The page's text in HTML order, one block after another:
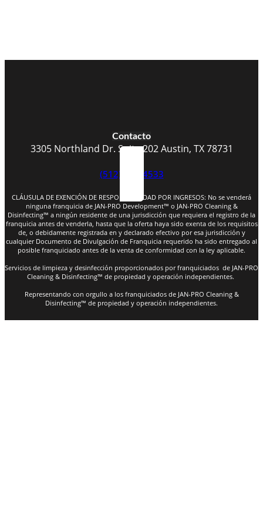
Contacto
3305 Northland Dr. Suite 202 Austin, TX 78731
(512) 523-4533
CLÁUSULA DE EXENCIÓN DE RESPONSABILIDAD POR INGRESOS: No se venderá
ninguna franquicia de JAN-PRO Development™ o JAN-PRO Cleaning &
Disinfecting™ a ningún residente de una jurisdicción que requiera el registro de la
franquicia antes de venderla, hasta que la oferta haya sido exenta de los requisitos
de, o debidamente registrada en y declarado efectivo por esa jurisdicción y
cualquier Documento de Divulgación de Franquicia requerido ha sido entregado al
posible franquiciado antes de la venta de conformidad con la ley aplicable.
Servicios de limpieza y desinfección proporcionados por franquiciados de JAN-PRO
Cleaning & Disinfecting™ de propiedad y operación independientes.
Representando con orgullo a los franquiciados de JAN-PRO Cleaning &
Disinfecting™ de propiedad y operación independientes.